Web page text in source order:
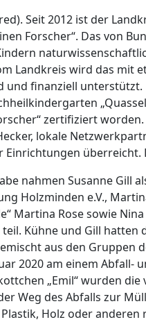
Seit 2012 ist der
Forscher“. Das von
Landkreis wird das mit
und finanziell unterstützt.
zertifiziert
lokale
Einrichtungen überreicht.
nahmen Susanne Gill
Holzminden e.V.,
Martina Rose sowie
Kühne und Gill hatten
aus den Gruppen
2020 am einem Abfall-
„Emil“ wurden
Weg des Abfalls zur
Holz oder